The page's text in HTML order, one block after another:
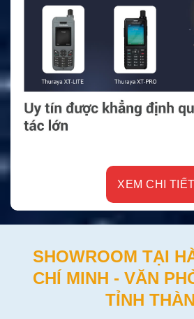
XEM CHI TIẾT
SHOWROOM TẠI
CHÍ MINH - VĂN
TỈNH